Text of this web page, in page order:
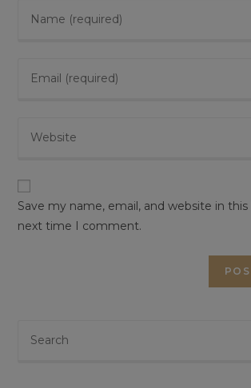
Save my name, email, and website in
next time I comment.